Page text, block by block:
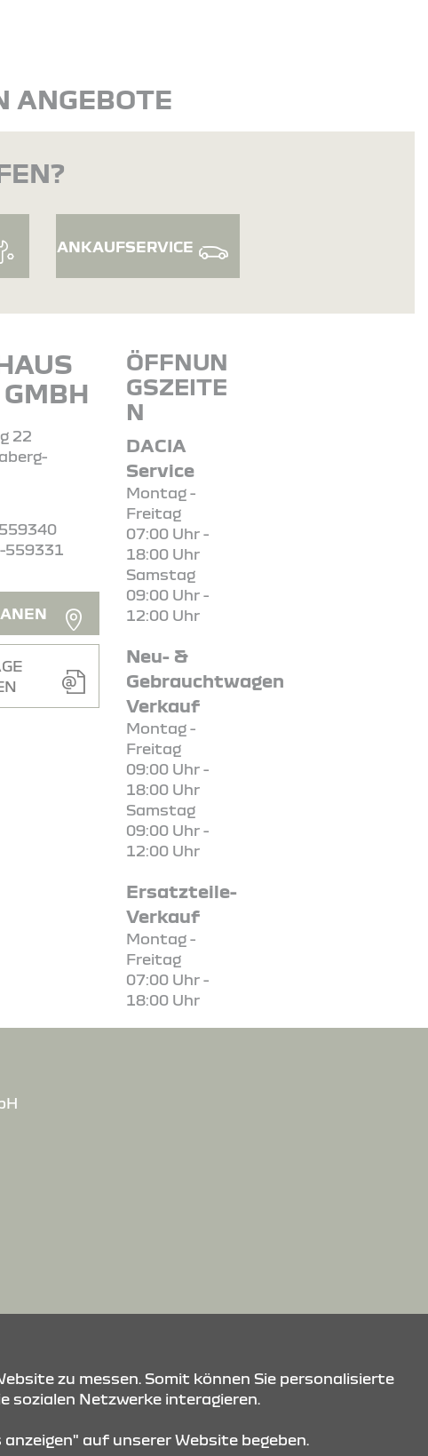
ANGEBOTE
ANKAUFSERVICE
22
559331
ÖFFNUN
GSZEITE
N
DACIA
Service
Montag -
Freitag
07:00 Uhr -
18:00 Uhr
Samstag
09:00 Uhr -
12:00 Uhr
Neu- &
Gebrauchtwagen
Verkauf
Montag -
Freitag
09:00 Uhr -
18:00 Uhr
Samstag
09:00 Uhr -
12:00 Uhr
Ersatzteile-
Verkauf
Montag -
Freitag
07:00 Uhr -
18:00 Uhr
zu messen. Somit können Sie personalisierte
sozialen Netzwerke interagieren.
auf unserer Website begeben.